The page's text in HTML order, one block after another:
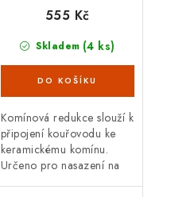
Skladem (4 ks)
555 Kč
Komínová redukce slouží k
připojení kouřovodu ke
keramickému komínu.
Určeno pro nasazení na